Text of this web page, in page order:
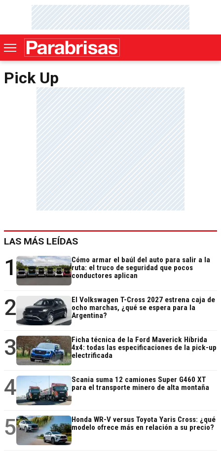
Pick Up
LAS MÁS LEÍDAS
1
Cómo armar el baúl del auto para salir a la
ruta: el truco de seguridad que pocos
conductores aplican
2
El Volkswagen T-Cross 2027 estrena caja de
ocho marchas, ¿qué se espera para la
Argentina?
3
Ficha técnica de la Ford Maverick Híbrida
4x4: todas las especificaciones de la pick-up
electrificada
4
Scania suma 12 camiones Super G460 XT
para el transporte minero de alta montaña
5
Honda WR-V versus Toyota Yaris Cross: ¿qué
modelo ofrece más en relación a su precio?